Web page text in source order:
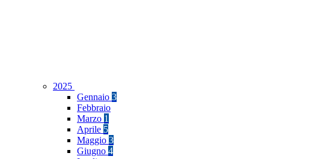
2025
Gennaio 3
Febbraio
Marzo 1
Aprile 5
Maggio 3
Giugno 4